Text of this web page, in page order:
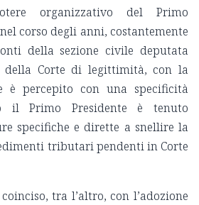
organizzativo del Primo
corso degli anni, costantemente
della sezione civile deputata
Corte di legittimità, con la
è percepito con una specificità
il Primo Presidente è tenuto
specifiche e dirette a snellire la
tributari pendenti in Corte
tra l’altro, con l’adozione